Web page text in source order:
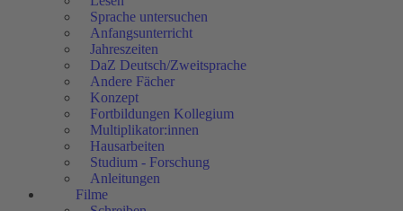
Sprache untersuchen
Anfangsunterricht
Jahreszeiten
DaZ Deutsch/Zweitsprache
Andere Fächer
Konzept
Fortbildungen Kollegium
Multiplikator:innen
Hausarbeiten
Studium - Forschung
Anleitungen
Filme